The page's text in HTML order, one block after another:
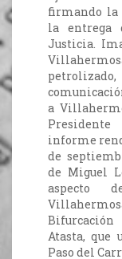
firmando la
la entrega
Justicia.
a
informe
de
de Miguel
aspecto
Atasta, que
Paso del